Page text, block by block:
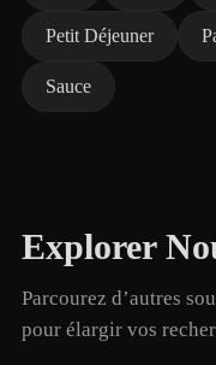
Petit Déjeuner
Sauce
Explorer
Parcourez d’autres
pour élargir vos